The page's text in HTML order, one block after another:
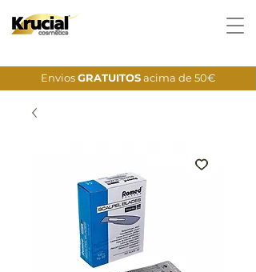
EnviosGRATUITOSacima de 50€